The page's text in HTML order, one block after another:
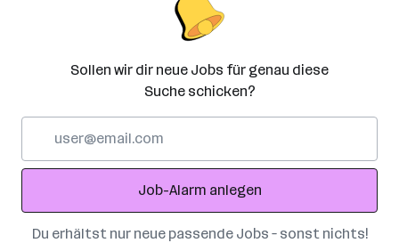
Sollen wir dir neue Jobs für genau diese
Suche schicken?
Adresse
Job-Alarm anlegen
Du erhältst nur neue passende Jobs – sonst nichts!